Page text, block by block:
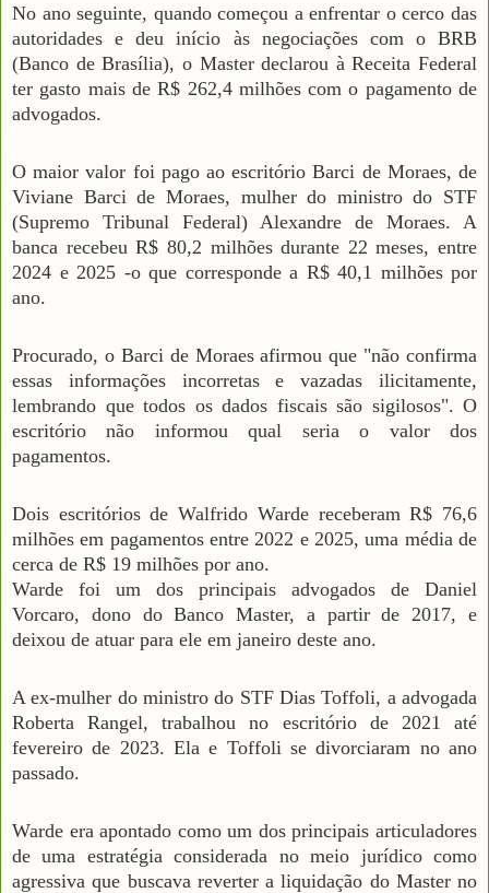
No ano seguinte, quando começou a enfrentar o cerco das
autoridades e deu início às negociações com o BRB
(Banco de Brasília), o Master declarou à Receita Federal
ter gasto mais de R$ 262,4 milhões com o pagamento de
advogados.
O maior valor foi pago ao escritório Barci de Moraes, de
Viviane Barci de Moraes, mulher do ministro do STF
(Supremo Tribunal Federal) Alexandre de Moraes. A
banca recebeu R$ 80,2 milhões durante 22 meses, entre
2024 e 2025 -o que corresponde a R$ 40,1 milhões por
ano.
Procurado, o Barci de Moraes afirmou que "não confirma
essas informações incorretas e vazadas ilicitamente,
lembrando que todos os dados fiscais são sigilosos". O
escritório não informou qual seria o valor dos
pagamentos.
Dois escritórios de Walfrido Warde receberam R$ 76,6
milhões em pagamentos entre 2022 e 2025, uma média de
cerca de R$ 19 milhões por ano.
Warde foi um dos principais advogados de Daniel
Vorcaro, dono do Banco Master, a partir de 2017, e
deixou de atuar para ele em janeiro deste ano.
A ex-mulher do ministro do STF Dias Toffoli, a advogada
Roberta Rangel, trabalhou no escritório de 2021 até
fevereiro de 2023. Ela e Toffoli se divorciaram no ano
passado.
Warde era apontado como um dos principais articuladores
de uma estratégia considerada no meio jurídico como
agressiva que buscava reverter a liquidação do Master no